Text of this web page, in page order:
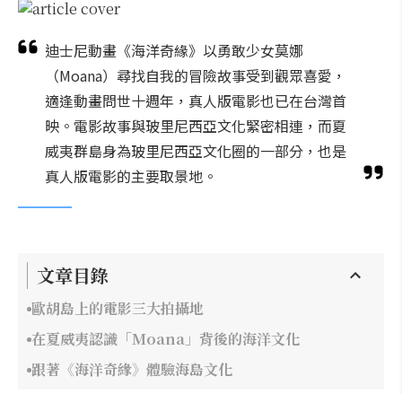
迪士尼動畫《海洋奇緣》以勇敢少女莫娜
（Moana）尋找自我的冒險故事受到觀眾喜愛，
適逢動畫問世十週年，真人版電影也已在台灣首
映。電影故事與玻里尼西亞文化緊密相連，而夏
威夷群島身為玻里尼西亞文化圈的一部分，也是
真人版電影的主要取景地。
文章目錄
歐胡島上的電影三大拍攝地
在夏威夷認識「Moana」背後的海洋文化
跟著《海洋奇緣》體驗海島文化